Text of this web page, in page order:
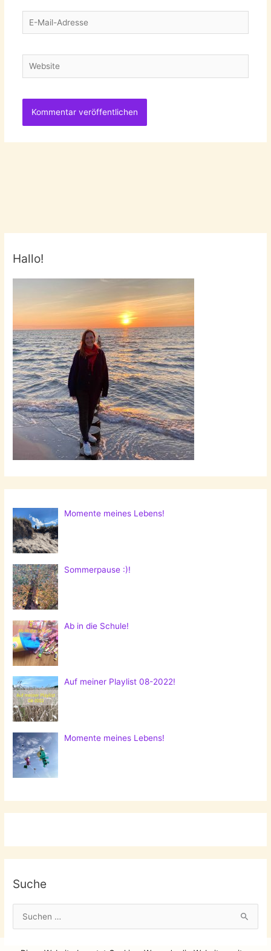
E-
Mail-
Website
Hallo!
Momente meines Lebens!
Sommerpause :)!
Ab in die Schule!
Auf meiner Playlist 08-2022!
Momente meines Lebens!
Suche
u